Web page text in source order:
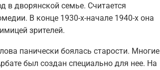
в дворянской семье. Считается
В конце 1930-х-начале 1940-х она
зрителей.
панически боялась старости. Многие
был создан специально для нее. На